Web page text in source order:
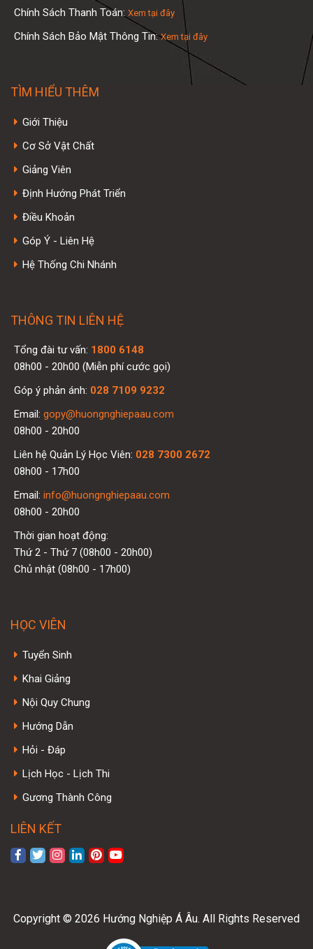
Chính Sách Thanh Toán: Xem tại đây
Chính Sách Bảo Mật Thông Tin:Xem tại đây
TÌM HIỂU THÊM
Giới Thiệu
Cơ Sở Vật Chất
Giảng Viên
Định Hướng Phát Triển
Điều Khoản
Góp Ý - Liên Hệ
Hệ Thống Chi Nhánh
THÔNG TIN LIÊN HỆ
Tổng đài tư vấn: 1800 6148
08h00 - 20h00 (Miễn phí cước gọi)
Góp ý phản ánh: 028 7109 9232
Email: gopy@huongnghiepaau.com
08h00 - 20h00
Liên hệ Quản Lý Học Viên: 028 7300 2672
08h00 - 17h00
Email: info@huongnghiepaau.com
08h00 - 20h00
Thời gian hoạt động:
Thứ 2 - Thứ 7 (08h00 - 20h00)
Chủ nhật (08h00 - 17h00)
HỌC VIÊN
Tuyển Sinh
Khai Giảng
Nội Quy Chung
Hướng Dẫn
Hỏi - Đáp
Lịch Học - Lịch Thi
Gương Thành Công
LIÊN KẾT
Copyright © 2026 Hướng Nghiệp Á Âu. All Rights Reserved